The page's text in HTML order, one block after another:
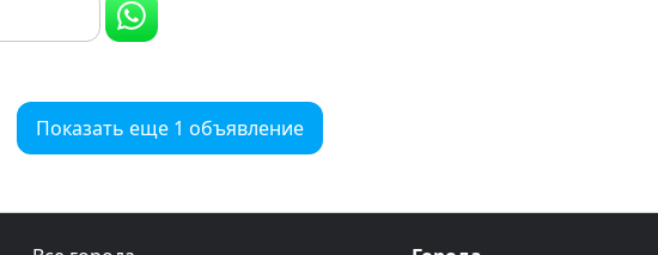
Показать еще 1 объявление